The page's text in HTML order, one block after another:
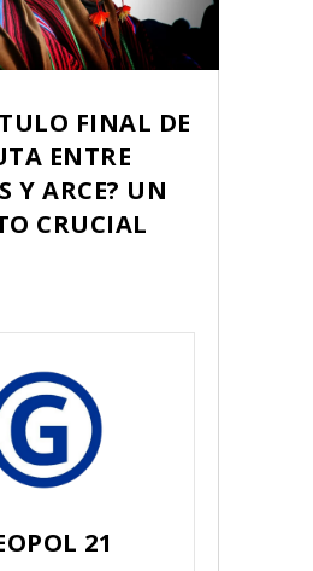
FINAL DE
ENTRE
Y ARCE? UN
CRUCIAL
21